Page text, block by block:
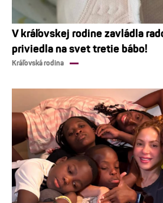
V kráľovskej rodine zavládla
priviedla na svet tretie bábo!
Kráľovská rodina